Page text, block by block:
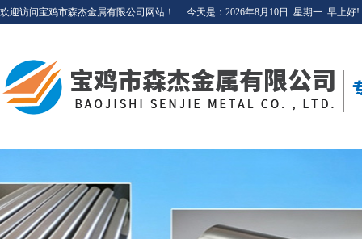
欢迎访问宝鸡市森杰金属有限公司网站！ 今天是： 2026年8月10日 星期一 早上好!